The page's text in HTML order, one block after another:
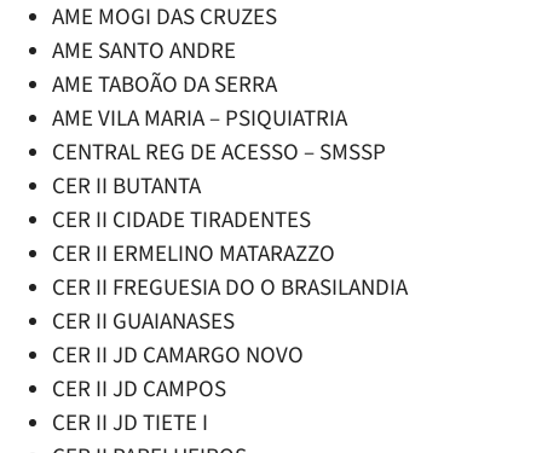
AME MOGI DAS CRUZES
AME SANTO ANDRE
AME TABOÃO DA SERRA
AME VILA MARIA – PSIQUIATRIA
CENTRAL REG DE ACESSO – SMSSP
CER II BUTANTA
CER II CIDADE TIRADENTES
CER II ERMELINO MATARAZZO
CER II FREGUESIA DO O BRASILANDIA
CER II GUAIANASES
CER II JD CAMARGO NOVO
CER II JD CAMPOS
CER II JD TIETE I